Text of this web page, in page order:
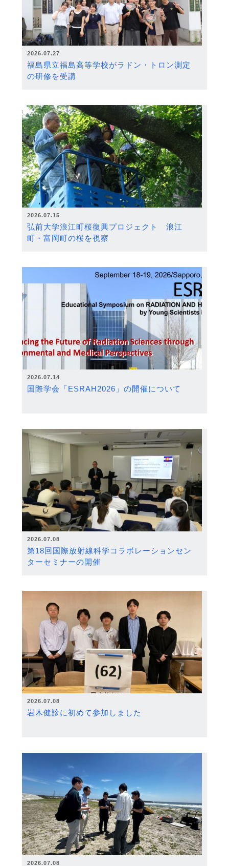
2026.07.27
福島県立福島高等学校がラドン・トロン測定
の研修を受講
2026.07.15
弘前大学浪江町桜復興プロジェクト 浪江
町・富岡町の桜を視察
2026.07.14
国際学会「ESRAH2026」の開催について
2026.07.08
第18回国際放射線科学コラボレーションセン
ターセミナーの開催
2026.07.08
岩木健診に初めて参加しました
2026.07.08